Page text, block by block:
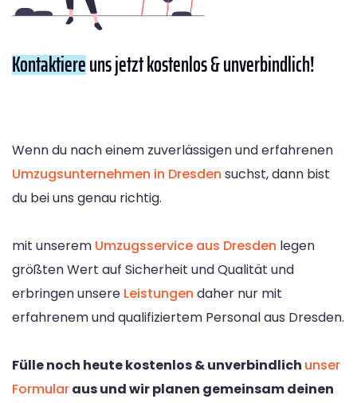
Kontaktiereuns jetzt kostenlos & unverbindlich!
Wenn du nach einem zuverlässigen und erfahrenen
Umzugsunternehmen in Dresden suchst, dann bist
du bei uns genau richtig.
mit unserem Umzugsservice aus Dresden legen
größten Wert auf Sicherheit und Qualität und
erbringen unsere Leistungen daher nur mit
erfahrenem und qualifiziertem Personal aus Dresden.
Fülle noch heute kostenlos & unverbindlich unser
Formularaus und wir planen gemeinsam deinen